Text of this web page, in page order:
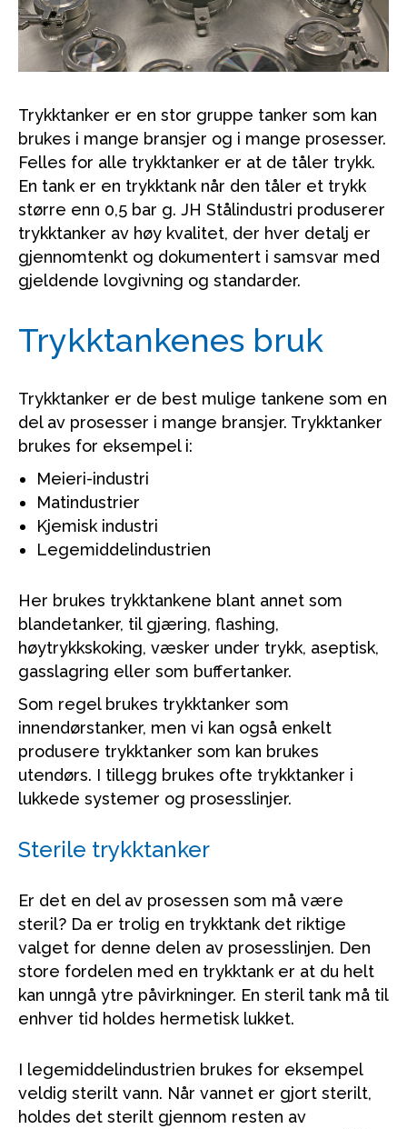
Trykktanker er en stor gruppe tanker som kan
brukes i mange bransjer og i mange prosesser.
Felles for alle trykktanker er at de tåler trykk.
En tank er en trykktank når den tåler et trykk
større enn 0,5 bar g. JH Stålindustri produserer
trykktanker av høy kvalitet, der hver detalj er
gjennomtenkt og dokumentert i samsvar med
gjeldende lovgivning og standarder.
Trykktankenes bruk
Trykktanker er de best mulige tankene som en
del av prosesser i mange bransjer. Trykktanker
brukes for eksempel i:
Meieri-industri
Matindustrier
Kjemisk industri
Legemiddelindustrien
Her brukes trykktankene blant annet som
blandetanker, til gjæring, flashing,
høytrykkskoking, væsker under trykk, aseptisk,
gasslagring eller som buffertanker.
Som regel brukes trykktanker som
innendørstanker, men vi kan også enkelt
produsere trykktanker som kan brukes
utendørs. I tillegg brukes ofte trykktanker i
lukkede systemer og prosesslinjer.
Sterile trykktanker
Er det en del av prosessen som må være
steril? Da er trolig en trykktank det riktige
valget for denne delen av prosesslinjen. Den
store fordelen med en trykktank er at du helt
kan unngå ytre påvirkninger. En steril tank må til
enhver tid holdes hermetisk lukket.
I legemiddelindustrien brukes for eksempel
veldig sterilt vann. Når vannet er gjort sterilt,
holdes det sterilt gjennom resten av